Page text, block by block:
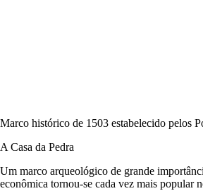
Marco histórico de 1503 estabelecido pelos
A Casa da Pedra
Um marco arqueológico de grande
econômica tornou-se cada vez mais popular